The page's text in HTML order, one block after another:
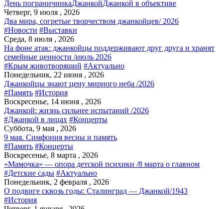
День пограничникаДжанкойДжанкой в объективе
Четверг, 9 июля , 2026
Два мира, согретые творчеством джанкойцев/ 2026
#Новости #Выставки
Среда, 8 июля , 2026
На фоне атак: джанкойцы поддерживают друг друга и хранят
семейные ценности /июль 2026
#Крым животворящий #Актуально
Понедельник, 22 июня , 2026
Джанкойцы знают цену мирного неба /2026
#Память #История
Воскресенье, 14 июня , 2026
Джанкой: жизнь сильнее испытаний /2026
#Джанкой в лицах #Концерты
Суббота, 9 мая , 2026
9 мая. Симфония весны и память
#Память #Концерты
Воскресенье, 8 марта , 2026
«Мамочка» — опора детской психики /8 марта о главном
#Детские сады #Актуально
Понедельник, 2 февраля , 2026
О подвиге сквозь годы: Сталинград — Джанкой/1943
#История